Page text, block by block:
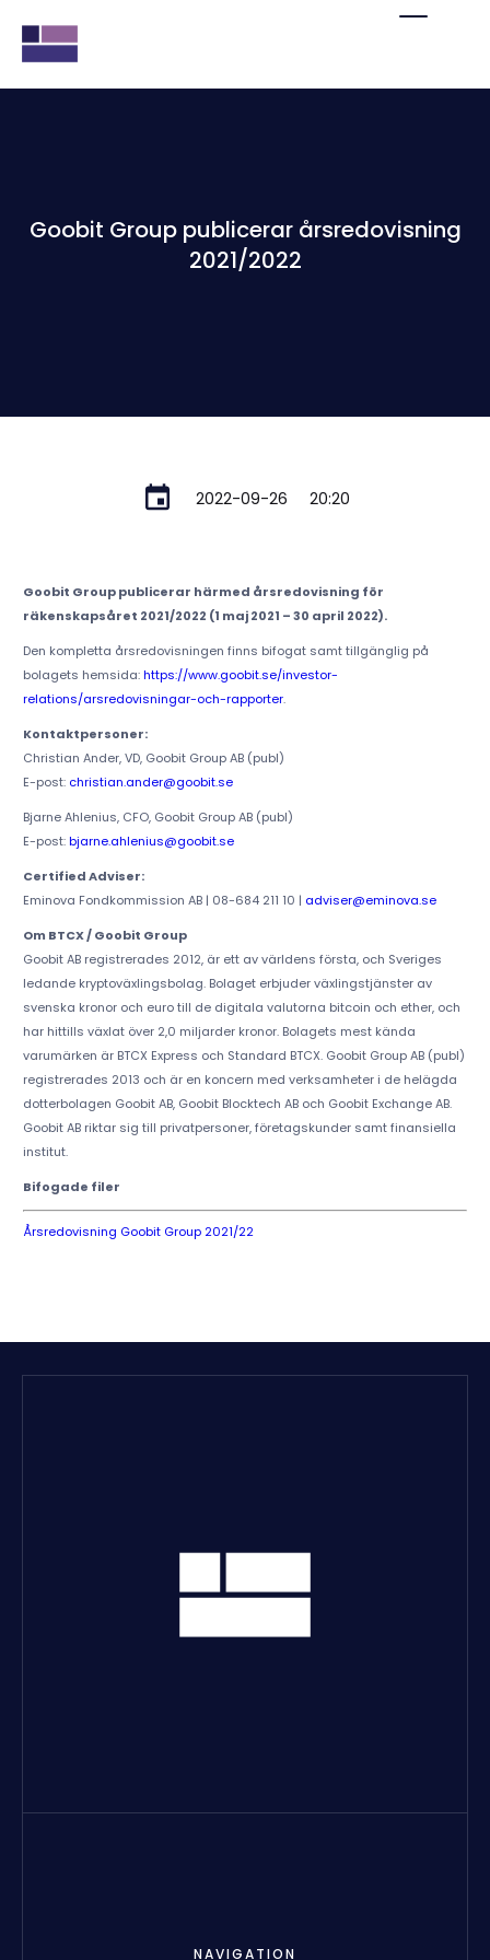
Goobit Group publicerar årsredovisning
2021/2022
2022-09-26 20:20
Goobit Group publicerar härmed årsredovisning för
räkenskapsåret 2021/2022 (1 maj 2021 – 30 april 2022).
Den kompletta årsredovisningen finns bifogat samt tillgänglig på
bolagets hemsida:https://www.goobit.se/investor-
relations/arsredovisningar-och-rapporter.
Kontaktpersoner:
Christian Ander, VD, Goobit Group AB (publ)
E-post: christian.ander@goobit.se
Bjarne Ahlenius, CFO, Goobit Group AB (publ)
E-post:bjarne.ahlenius@goobit.se
Certified Adviser:
Eminova Fondkommission AB | 08-684 211 10 | adviser@eminova.se
Om BTCX / Goobit Group
Goobit AB registrerades 2012, är ett av världens första, och Sveriges
ledande kryptoväxlingsbolag. Bolaget erbjuder växlingstjänster av
svenska kronor och euro till de digitala valutorna bitcoin och ether, och
har hittills växlat över 2,0 miljarder kronor. Bolagets mest kända
varumärken är BTCX Express och Standard BTCX. Goobit Group AB (publ)
registrerades 2013 och är en koncern med verksamheter i de helägda
dotterbolagen Goobit AB, Goobit Blocktech AB och Goobit Exchange AB.
Goobit AB riktar sig till privatpersoner, företagskunder samt finansiella
institut.
Bifogade filer
Årsredovisning Goobit Group 2021/22
NAVIGATION